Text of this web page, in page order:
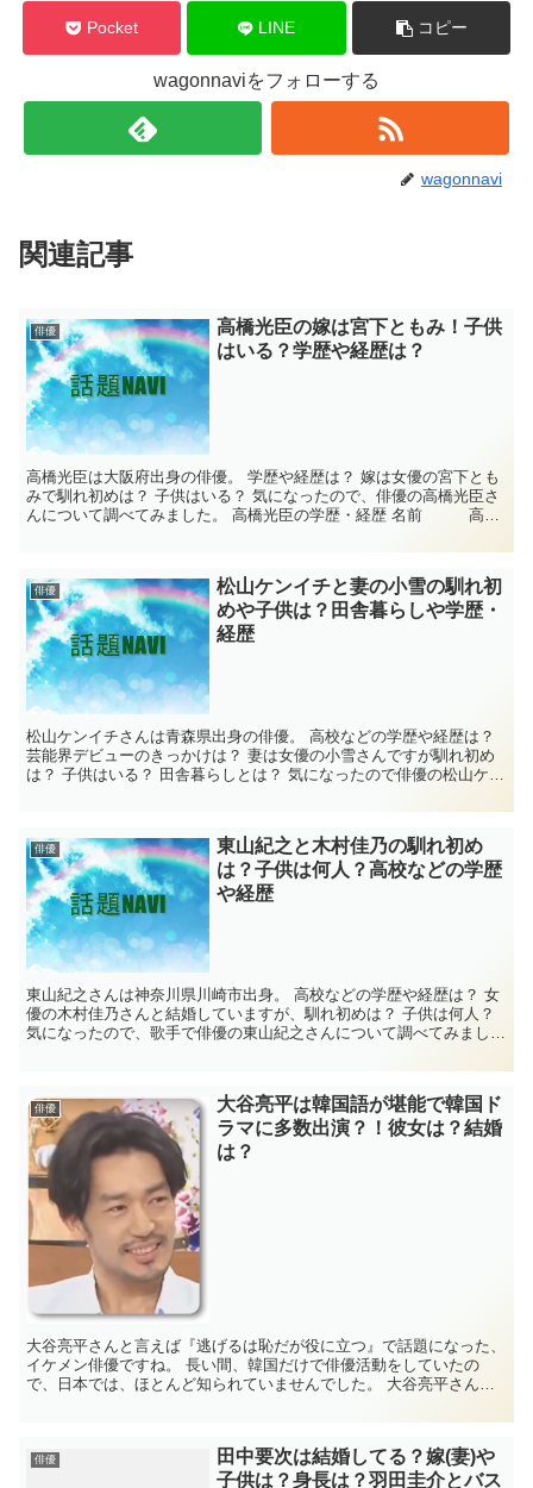
Pocket LINE コピー
wagonnaviをフォローする
wagonnavi
関連記事
俳優
高橋光臣の嫁は宮下ともみ！子供
はいる？学歴や経歴は？
高橋光臣は大阪府出身の俳優。 学歴や経歴は？ 嫁は女優の宮下とも
みで馴れ初めは？ 子供はいる？ 気になったので、俳優の高橋光臣さ
んについて調べてみました。 高橋光臣の学歴・経歴 名前 高橋
俳優
松山ケンイチと妻の小雪の馴れ初
めや子供は？田舎暮らしや学歴・
経歴
松山ケンイチさんは青森県出身の俳優。 高校などの学歴や経歴は？
芸能界デビューのきっかけは？ 妻は女優の小雪さんですが馴れ初め
は？ 子供はいる？ 田舎暮らしとは？ 気になったので俳優の松山ケン
俳優
東山紀之と木村佳乃の馴れ初め
は？子供は何人？高校などの学歴
や経歴
東山紀之さんは神奈川県川崎市出身。 高校などの学歴や経歴は？ 女
優の木村佳乃さんと結婚していますが、馴れ初めは？ 子供は何人？
気になったので、歌手で俳優の東山紀之さんについて調べてみまし
俳優
大谷亮平は韓国語が堪能で韓国ド
ラマに多数出演？！彼女は？結婚
は？
大谷亮平さんと言えば『逃げるは恥だが役に立つ』で話題になった、
イケメン俳優ですね。 長い間、韓国だけで俳優活動をしていたの
で、日本では、ほとんど知られていませんでした。 大谷亮平さんは
俳優
田中要次は結婚してる？嫁(妻)や
子供は？身長は？羽田圭介とバス